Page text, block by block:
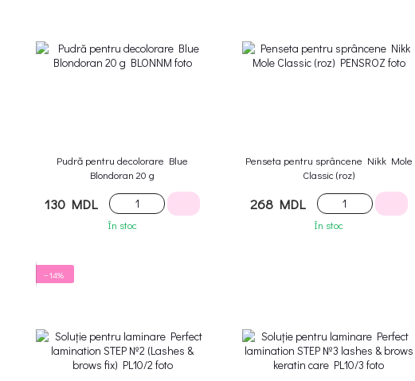
Pudră pentru decolorare Blue
Blondoran 20 g
130 MDL
În stoc
Penseta pentru sprâncene Nikk Mole
Classic (roz)
268 MDL
În stoc
−14%